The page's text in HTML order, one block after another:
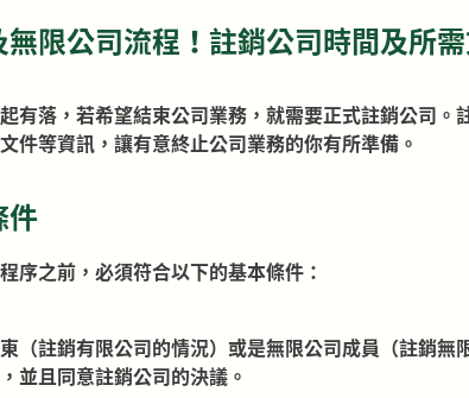
限公司流程！註銷公司時間及所
有落，若希望結束公司業務，就需要正式註銷公司
件等資訊，讓有意終止公司業務的你有所準備。
件
序之前，必須符合以下的基本條件：
（註銷有限公司的情況）或是無限公司成員（註銷
並且同意註銷公司的決議。